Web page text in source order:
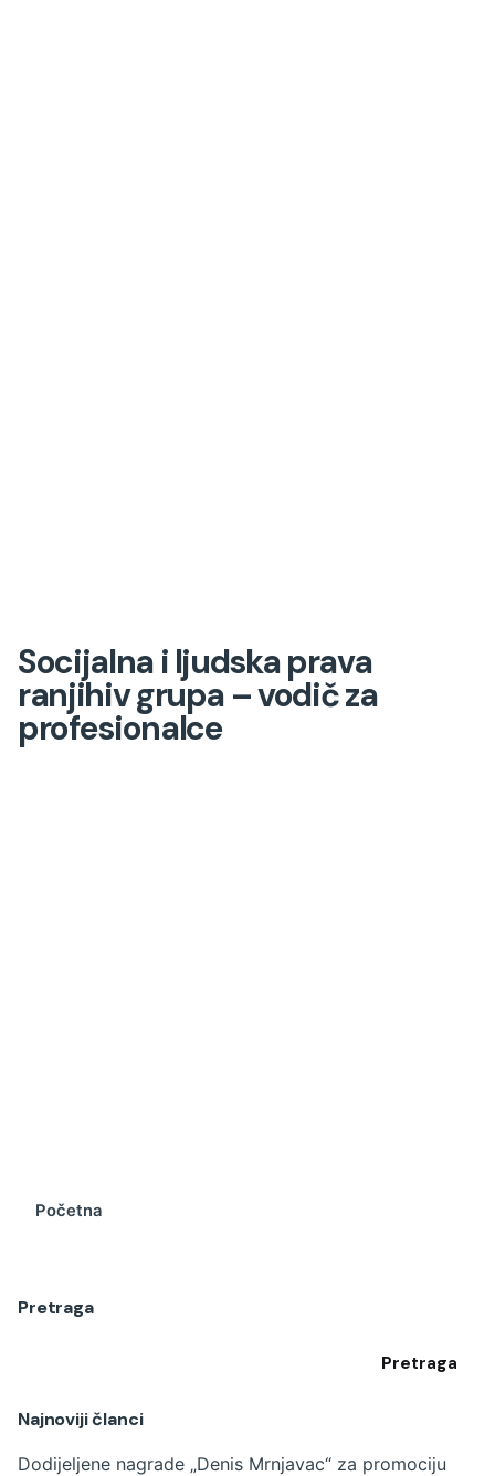
Socijalna i ljudska prava
ranjihiv grupa – vodič za
profesionalce
Početna
Pretraga
Pretraga
Najnoviji članci
Dodijeljene nagrade „Denis Mrnjavac“ za promociju